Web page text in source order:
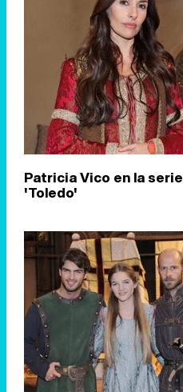
Patricia Vico en la serie
'Toledo'